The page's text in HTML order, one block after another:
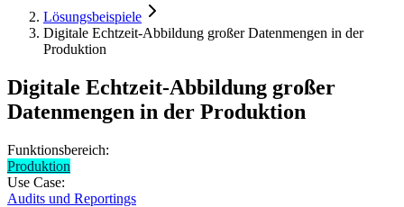
Lösungsbeispiele
Digitale Echtzeit-Abbildung großer Datenmengen in der
Produktion
Digitale Echtzeit-Abbildung großer
Datenmengen in der Produktion
Funktionsbereich:
Produktion
Use Case:
Audits und Reportings